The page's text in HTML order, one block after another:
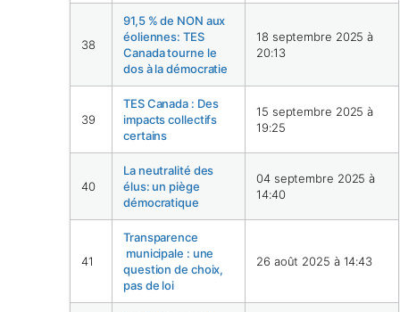
38
91,5 % de NON aux
éoliennes: TES
Canada tourne le
dos à la démocratie
18 septembre 2025 à
20:13
39
TES Canada : Des
impacts collectifs
certains
15 septembre 2025 à
19:25
40
La neutralité des
élus: un piège
démocratique
04 septembre 2025 à
14:40
41
Transparence
municipale : une
question de choix,
pas de loi
26 août 2025 à 14:43